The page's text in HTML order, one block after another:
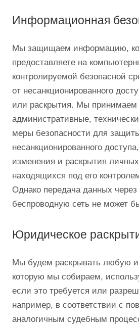
Информационная
Мы защищаем информацию,
предоставляете на
контролируемой безопасной
от несанкционированного
или раскрытия. Мы принимаем
административные,
меры безопасности для
несанкционированного
изменения и раскрытия
находящихся под его
Однако передача данных
беспроводную сеть не может
Юридическое
Мы будем раскрывать любую
которую мы собираем,
если это требуется или
например, в соответствии с
аналогичным судебным